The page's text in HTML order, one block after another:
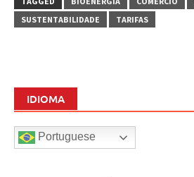
SUSTENTABILIDADE
TARIFAS
IDIOMA
Portuguese